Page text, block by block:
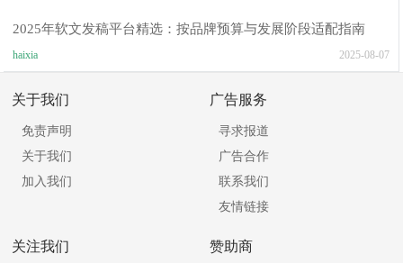
2025年软文发稿平台精选：按品牌预算与发展阶段适配指南
haixia 2025-08-07
关于我们
免责声明
关于我们
加入我们
广告服务
寻求报道
广告合作
联系我们
友情链接
关注我们 赞助商